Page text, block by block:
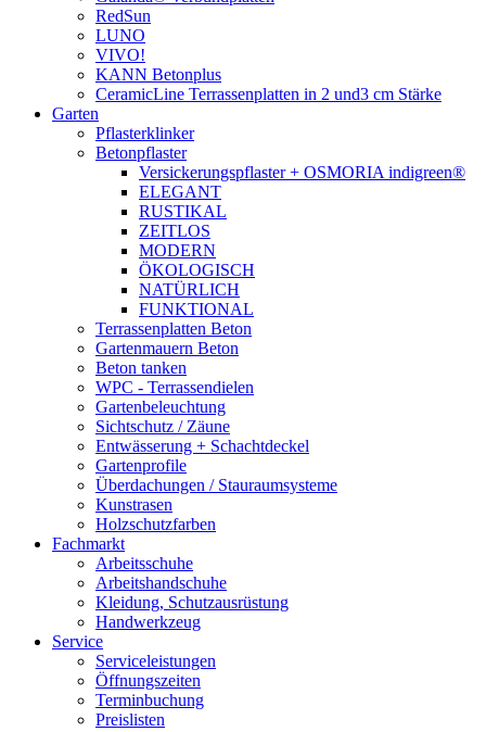
RedSun
LUNO
VIVO!
KANN Betonplus
CeramicLine Terrassenplatten in 2 und3 cm Stärke
Garten
Pflasterklinker
Betonpflaster
Versickerungspflaster + OSMORIA indigreen®
ELEGANT
RUSTIKAL
ZEITLOS
MODERN
ÖKOLOGISCH
NATÜRLICH
FUNKTIONAL
Terrassenplatten Beton
Gartenmauern Beton
Beton tanken
WPC - Terrassendielen
Gartenbeleuchtung
Sichtschutz / Zäune
Entwässerung + Schachtdeckel
Gartenprofile
Überdachungen / Stauraumsysteme
Kunstrasen
Holzschutzfarben
Fachmarkt
Arbeitsschuhe
Arbeitshandschuhe
Kleidung, Schutzausrüstung
Handwerkzeug
Service
Serviceleistungen
Öffnungszeiten
Terminbuchung
Preislisten